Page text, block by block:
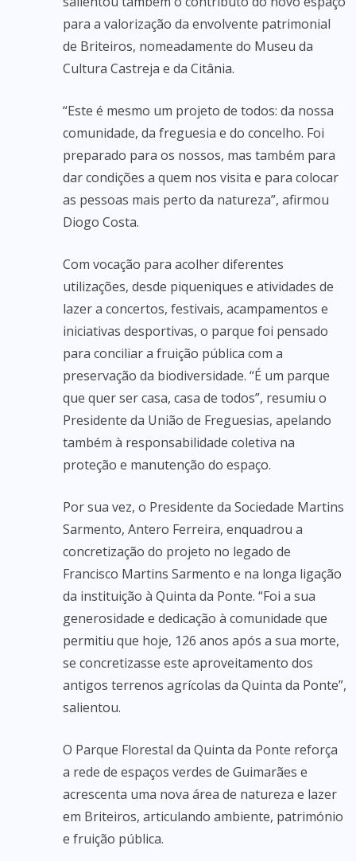
para a valorização da envolvente patrimonial
de Briteiros, nomeadamente do Museu da
Cultura Castreja e da Citânia.
“Este é mesmo um projeto de todos: da nossa
comunidade, da freguesia e do concelho. Foi
preparado para os nossos, mas também para
dar condições a quem nos visita e para colocar
as pessoas mais perto da natureza”, afirmou
Diogo Costa.
Com vocação para acolher diferentes
utilizações, desde piqueniques e atividades de
lazer a concertos, festivais, acampamentos e
iniciativas desportivas, o parque foi pensado
para conciliar a fruição pública com a
preservação da biodiversidade. “É um parque
que quer ser casa, casa de todos”, resumiu o
Presidente da União de Freguesias, apelando
também à responsabilidade coletiva na
proteção e manutenção do espaço.
Por sua vez, o Presidente da Sociedade Martins
Sarmento, Antero Ferreira, enquadrou a
concretização do projeto no legado de
Francisco Martins Sarmento e na longa ligação
da instituição à Quinta da Ponte. “Foi a sua
generosidade e dedicação à comunidade que
permitiu que hoje, 126 anos após a sua morte,
se concretizasse este aproveitamento dos
antigos terrenos agrícolas da Quinta da Ponte”,
salientou.
O Parque Florestal da Quinta da Ponte reforça
a rede de espaços verdes de Guimarães e
acrescenta uma nova área de natureza e lazer
em Briteiros, articulando ambiente, património
e fruição pública.